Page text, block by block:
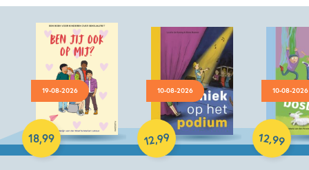
19-08-2026
18,99
Hardcover
10-08-2026
12,99
Hardcover
10-08-2026
12,99
Hardcover